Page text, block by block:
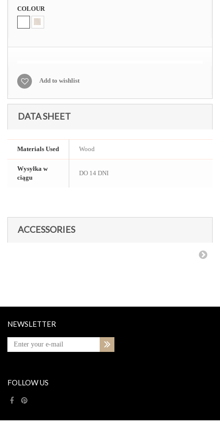
COLOUR
Add to wishlist
DATA SHEET
Materials Used Wood
Wysyłka w
ciągu
DO 14 DNI
ACCESSORIES
NEWSLETTER
FOLLOW US